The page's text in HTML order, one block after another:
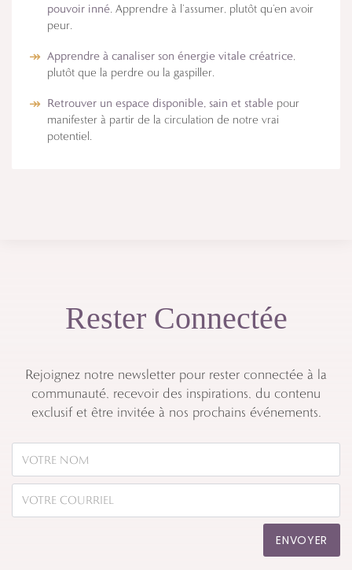
pouvoir inné. Apprendre à l’assumer, plutôt qu’en avoir
peur.
Apprendre à canaliser son énergie vitale créatrice,
plutôt que la perdre ou la gaspiller.
Retrouver un espace disponible, sain et stablepour
manifester à partir de la circulation de notre vrai
potentiel.
Rester Connectée
Rejoignez notre newsletter pour rester connectée à la
communauté, recevoir des inspirations, du contenu
exclusif et être invitée à nos prochains événements.
ENVOYER